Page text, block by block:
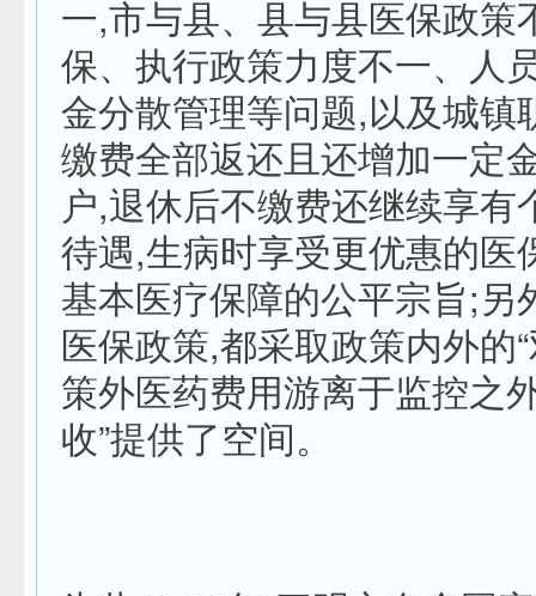
一,市与县、县与县医保政策
保、执行政策力度不一、人
金分散管理等问题,以及城镇
缴费全部返还且还增加一定
户,退休后不缴费还继续享有
待遇,生病时享受更优惠的医
基本医疗保障的公平宗旨;另
医保政策,都采取政策内外的
策外医药费用游离于监控之
收”提供了空间。